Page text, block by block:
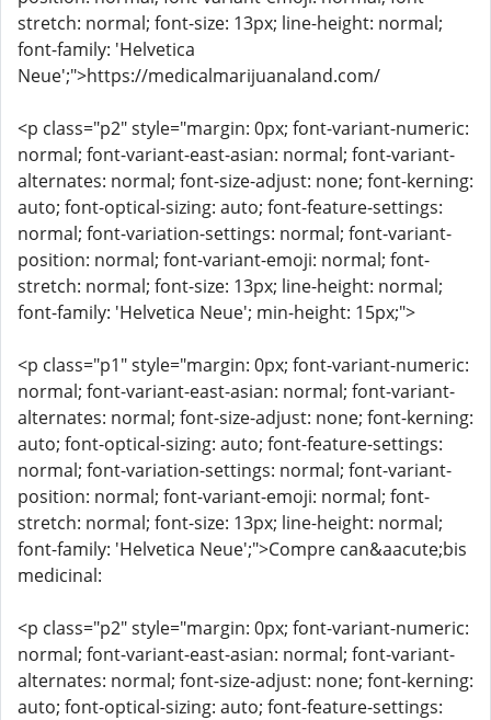
stretch: normal; font-size: 13px; line-height: normal;
font-family: 'Helvetica
Neue';">https://medicalmarijuanaland.com/
<p class="p2" style="margin: 0px; font-variant-numeric:
normal; font-variant-east-asian: normal; font-variant-
alternates: normal; font-size-adjust: none; font-kerning:
auto; font-optical-sizing: auto; font-feature-settings:
normal; font-variation-settings: normal; font-variant-
position: normal; font-variant-emoji: normal; font-
stretch: normal; font-size: 13px; line-height: normal;
font-family: 'Helvetica Neue'; min-height: 15px;">
<p class="p1" style="margin: 0px; font-variant-numeric:
normal; font-variant-east-asian: normal; font-variant-
alternates: normal; font-size-adjust: none; font-kerning:
auto; font-optical-sizing: auto; font-feature-settings:
normal; font-variation-settings: normal; font-variant-
position: normal; font-variant-emoji: normal; font-
stretch: normal; font-size: 13px; line-height: normal;
font-family: 'Helvetica Neue';">Compre can&aacute;bis
medicinal:
<p class="p2" style="margin: 0px; font-variant-numeric:
normal; font-variant-east-asian: normal; font-variant-
alternates: normal; font-size-adjust: none; font-kerning:
auto; font-optical-sizing: auto; font-feature-settings: